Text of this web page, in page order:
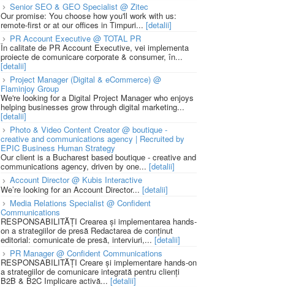
Senior SEO & GEO Specialist @ Zitec
Our promise: You choose how you'll work with us:
remote-first or at our offices in Timpuri... [detalii]
PR Account Executive @ TOTAL PR
În calitate de PR Account Executive, vei implementa
proiecte de comunicare corporate & consumer, în...
[detalii]
Project Manager (Digital & eCommerce) @
Flaminjoy Group
We're looking for a Digital Project Manager who enjoys
helping businesses grow through digital marketing...
[detalii]
Photo & Video Content Creator @ boutique -
creative and communications agency | Recruited by
EPIC Business Human Strategy
Our client is a Bucharest based boutique - creative and
communications agency, driven by one... [detalii]
Account Director @ Kubis Interactive
We’re looking for an Account Director... [detalii]
Media Relations Specialist @ Confident
Communications
RESPONSABILITĂȚI Crearea și implementarea hands-
on a strategiilor de presă Redactarea de conținut
editorial: comunicate de presă, interviuri,... [detalii]
PR Manager @ Confident Communications
RESPONSABILITĂȚI Creare și implementare hands-on
a strategiilor de comunicare integrată pentru clienți
B2B & B2C Implicare activă... [detalii]